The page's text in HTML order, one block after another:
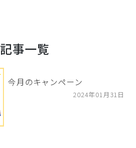
記事一覧
今月のキャンペーン
2024年01月31日